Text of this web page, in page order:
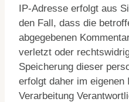
IP-Adresse erfolgt aus
den Fall, dass die
abgegebenen
verletzt oder
Speicherung dieser
erfolgt daher im
Verarbeitung